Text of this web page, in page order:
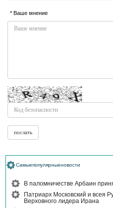
* Ваше мнение
Самыепопулярныеновости
В паломничестве Арбаин
Патриарх Московский и всея
Верховного лидера Ирана